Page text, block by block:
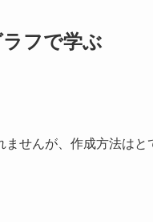
フで学ぶ
せんが、作成方法はと